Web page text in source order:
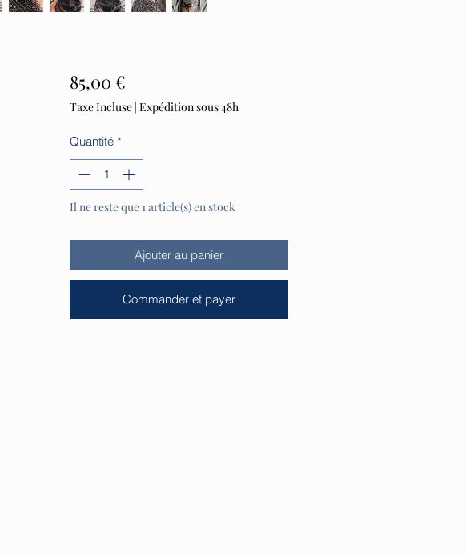
85,00 €Prix
Taxe Incluse| Expédition sous 48h
Quantité *
Il ne reste que 1 article(s) en stock
Ajouter au panier
Commander et payer